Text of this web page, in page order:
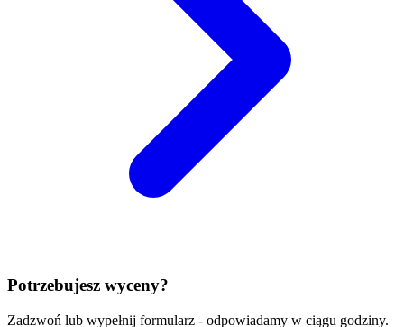
Potrzebujesz wyceny?
Zadzwoń lub wypełnij formularz - odpowiadamy w ciągu godziny.